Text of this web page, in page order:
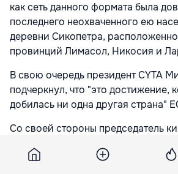
как сеть данного формата была
последнего неохваченного ею
деревни Сикопетра,
провинций Лимасол, Никосия и
В свою очередь президент CYTA
подчеркнул, что "это достижение,
добилась ни одна другая страна"
Со своей стороны председатель
исследовательской и